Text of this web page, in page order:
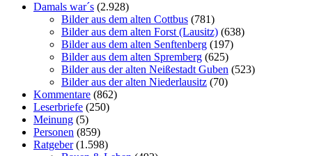
Damals war´s (2.928)
Bilder aus dem alten Cottbus (781)
Bilder aus dem alten Forst (Lausitz) (638)
Bilder aus dem alten Senftenberg (197)
Bilder aus dem alten Spremberg (625)
Bilder aus der alten Neißestadt Guben (523)
Bilder aus der alten Niederlausitz (70)
Kommentare (862)
Leserbriefe (250)
Meinung (5)
Personen (859)
Ratgeber(1.598)